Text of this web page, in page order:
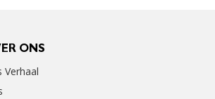
ONS
Verhaal